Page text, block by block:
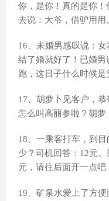
你，是你！真的是你
去说：大爷，借驴用用
16、未婚男感叹说：
结了婚就好了！已婚
跑，这日子什么时候是
17、胡萝卜见客户，
怎么叫高丽参啦？胡萝
18、一乘客打车，到
少？司机回答：12元
元，请往后面开一点吧
19、矿泉水爱上了方